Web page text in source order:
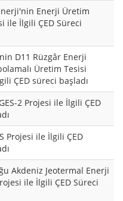
Enerji Üretim
ile İlgili ÇED Süreci
D11 Rüzgâr Enerji
Üretim Tesisi
ÇED süreci başladı
2 Projesi ile İlgili ÇED
Projesi ile İlgili ÇED
Akdeniz Jeotermal Enerji
ile İlgili ÇED Süreci